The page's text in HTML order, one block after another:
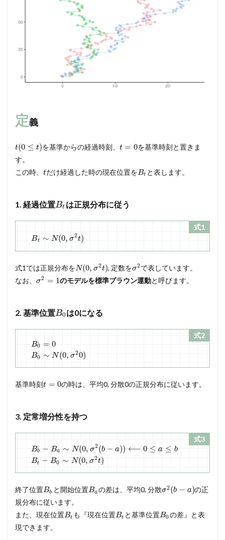
定義
t(0 ≤ t)を基準からの経過時刻、 t = 0を基準時刻と置きま
す。
この時、 tだけ経過した時の現在位置をBt と表します。
1. 経過位置Bt は正規分布に従う
式1
Bt ∼ N(0, σ2t)
式1では正規分布をN(0, σ2t), 定数をσ2で表しています。
なお、 σ2 = 1のモデルを標準ブラウン運動と呼びます。
2. 基準位置B0は0になる
式2
B0 = 0
B0 ∼ N(0, σ20)
基準時刻t = 0の時は、平均0, 分散0の正規分布に従います。
3. 定常増分性を持つ
式3
Bb − Ba ∼ N(0, σ2(b − a)) ⟵ 0 ≤ a ≤ b
Bt − B0 ∼ N(0, σ2t)
終了位置Bb と開始位置Ba の差は、平均0, 分散σ2(b − a)の正
規分布に従います。
また、現在位置Bt も『現在位置Bt と基準位置B0の差』と表
現できます。